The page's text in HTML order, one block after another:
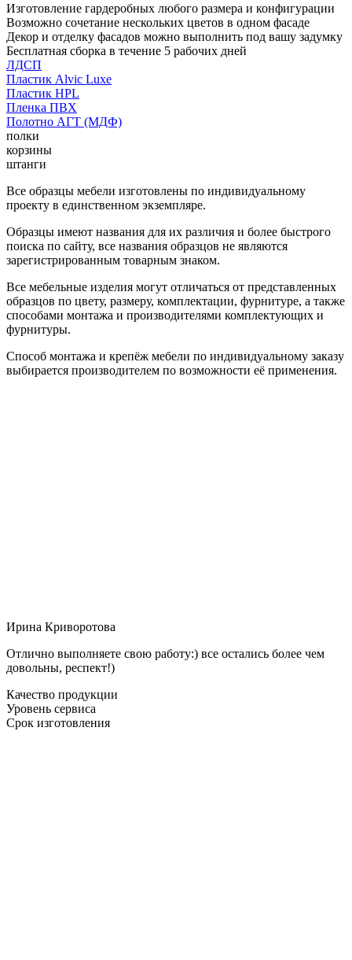
Изготовление гардеробных любого размера и конфигурации
Возможно сочетание нескольких цветов в одном фасаде
Декор и отделку фасадов можно выполнить под вашу задумку
Бесплатная сборка в течение 5 рабочих дней
ЛДСП
Пластик Alvic Luxe
Пластик HPL
Пленка ПВХ
Полотно АГТ (МДФ)
полки
корзины
штанги
Все образцы мебели изготовлены по индивидуальному
проекту в единственном экземпляре.
Образцы имеют названия для их различия и более быстрого
поиска по сайту, все названия образцов не являются
зарегистрированным товарным знаком.
Все мебельные изделия могут отличаться от представленных
образцов по цвету, размеру, комплектации, фурнитуре, а также
способами монтажа и производителями комплектующих и
фурнитуры.
Способ монтажа и крепёж мебели по индивидуальному заказу
выбирается производителем по возможности её применения.
Ирина Криворотова
Отлично выполняете свою работу:) все остались более чем
довольны, респект!)
Качество продукции
Уровень сервиса
Срок изготовления